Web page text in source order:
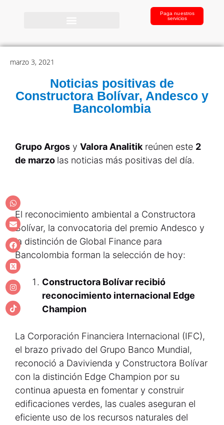
Paga nuestros
servicios
marzo 3, 2021
Noticias positivas de
Constructora Bolívar, Andesco y
Bancolombia
Grupo Argos y Valora Analitik reúnen este 2
de marzo las noticias más positivas del día.
El reconocimiento ambiental a Constructora
Bolívar, la convocatoria del premio Andesco y
la distinción de Global Finance para
Bancolombia forman la selección de hoy:
Constructora Bolívar recibió
reconocimiento internacional Edge
Champion
La Corporación Financiera Internacional (IFC),
el brazo privado del Grupo Banco Mundial,
reconoció a Davivienda y Constructora Bolívar
con la distinción Edge Champion por su
continua apuesta en fomentar y construir
edificaciones verdes, las cuales aseguran el
eficiente uso de los recursos naturales del